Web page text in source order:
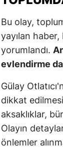
Bu olay,
yayılan haber,
yorumlandı.
evlendirme
Gülay
dikkat
aksaklıklar,
Olayın
önlemler